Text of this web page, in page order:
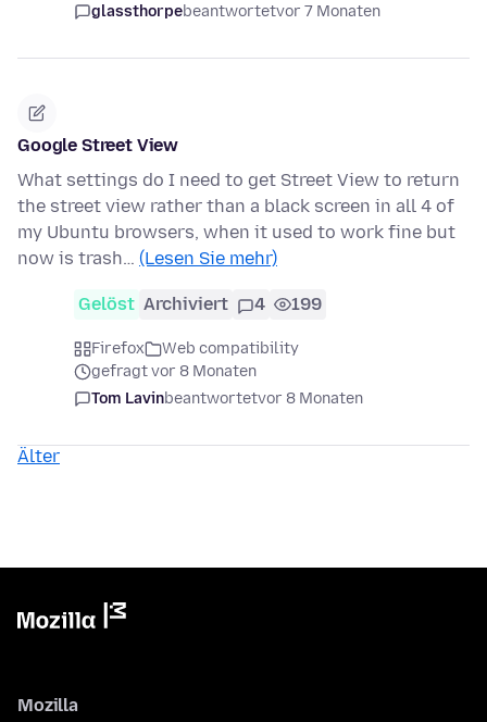
glassthorpebeantwortetvor 7 Monaten
Google Street View
What settings do I need to get Street View to return
the street view rather than a black screen in all 4 of
my Ubuntu browsers, when it used to work fine but
now is trash… (Lesen Sie mehr)
Gelöst Archiviert 4 199
Firefox
Web compatibility
gefragt vor 8 Monaten
Tom Lavinbeantwortetvor 8 Monaten
Älter
Mozilla